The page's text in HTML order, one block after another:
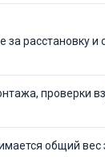
за расстановку
проверки
общий